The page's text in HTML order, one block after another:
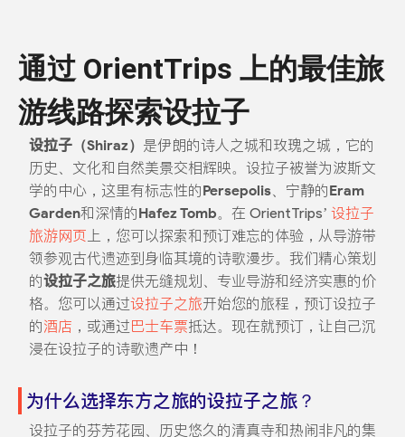
通过 OrientTrips 上的最佳旅
游线路探索设拉子
设拉子（Shiraz） 是伊朗的诗人之城和玫瑰之城，它的
历史、文化和自然美景交相辉映。设拉子被誉为波斯文
学的中心，这里有标志性的Persepolis、宁静的Eram
Garden和深情的Hafez Tomb。在 OrientTrips’ 设拉子
旅游网页 上，您可以探索和预订难忘的体验，从导游带
领参观古代遗迹到身临其境的诗歌漫步。我们精心策划
的设拉子之旅提供无缝规划、专业导游和经济实惠的价
格。您可以通过设拉子之旅开始您的旅程，预订设拉子
的酒店 ，或通过巴士车票抵达。现在就预订，让自己沉
浸在设拉子的诗歌遗产中！
为什么选择东方之旅的设拉子之旅？
设拉子的芬芳花园、历史悠久的清真寺和热闹非凡的集